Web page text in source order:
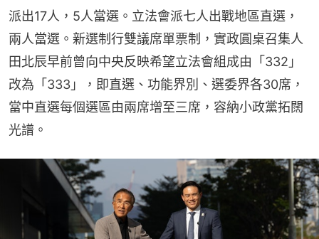
派出17人，5人當選。立法會派七人出戰地區直選，
兩人當選。新選制行雙議席單票制，實政圓桌召集人
田北辰早前曾向中央反映希望立法會組成由「332」
改為「333」，即直選、功能界別、選委界各30席，
當中直選每個選區由兩席增至三席，容納小政黨拓闊
光譜。